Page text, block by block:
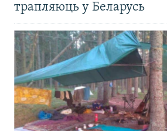
трапляюць у Беларусь